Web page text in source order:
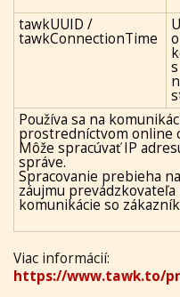
tawkUUID /
tawkConnectionTime
s
Používa sa na
prostredníctvom online
Môže spracúvať IP
správe.
Spracovanie prebieha
záujmu
komunikácie so
Viac informácií:
https://www.tawk.to/